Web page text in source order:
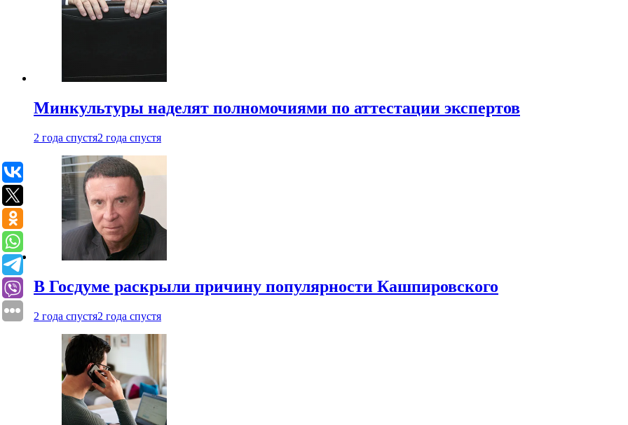
Минкультуры наделят полномочиями по аттестации экспертов
2 года спустя2 года спустя
В Госдуме раскрыли причину популярности Кашпировского
2 года спустя2 года спустя